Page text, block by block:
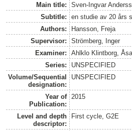
Main title:
Sven-Ingvar
Subtitle:
en studie av 20 års
Authors:
Hansson, Freja
Supervisor:
Strömberg, Inger
Examiner:
Ahlklo Klintborg,
Series:
UNSPECIFIED
Volume/Sequential
designation:
UNSPECIFIED
Year of
Publication:
2015
Level and depth
descriptor:
First cycle, G2E